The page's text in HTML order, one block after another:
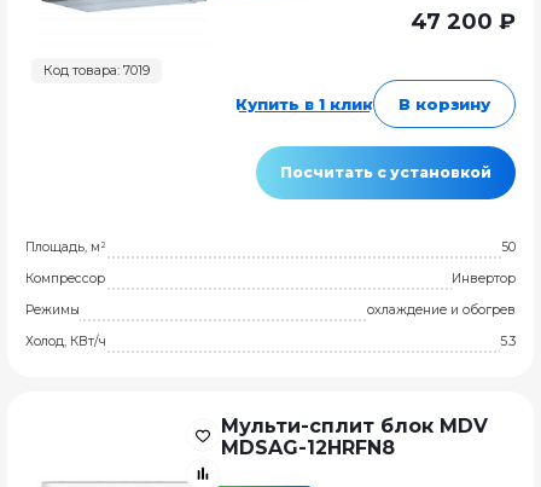
Код товара: 7019
47 200 ₽
Купить в 1 клик В корзину
Посчитать с установкой
Площадь, м²
50
Компрессор
Инвертор
Режимы
охлаждение и обогрев
Холод, КВт/ч
5.3
Мульти-сплит блок MDV
MDSAG-12HRFN8